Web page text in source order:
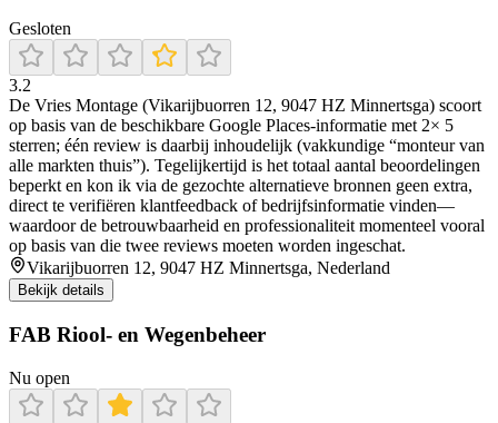
Gesloten
3.2
De Vries Montage (Vikarijbuorren 12, 9047 HZ Minnertsga) scoort
op basis van de beschikbare Google Places-informatie met 2× 5
sterren; één review is daarbij inhoudelijk (vakkundige “monteur van
alle markten thuis”). Tegelijkertijd is het totaal aantal beoordelingen
beperkt en kon ik via de gezochte alternatieve bronnen geen extra,
direct te verifiëren klantfeedback of bedrijfsinformatie vinden—
waardoor de betrouwbaarheid en professionaliteit momenteel vooral
op basis van die twee reviews moeten worden ingeschat.
Vikarijbuorren 12, 9047 HZ Minnertsga, Nederland
Bekijk details
FAB Riool- en Wegenbeheer
Nu open